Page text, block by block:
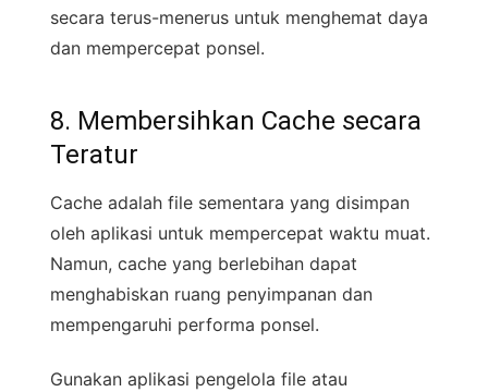
secara terus-menerus untuk menghemat daya
dan mempercepat ponsel.
8. Membersihkan Cache secara
Teratur
Cache adalah file sementara yang disimpan
oleh aplikasi untuk mempercepat waktu muat.
Namun, cache yang berlebihan dapat
menghabiskan ruang penyimpanan dan
mempengaruhi performa ponsel.
Gunakan aplikasi pengelola file atau